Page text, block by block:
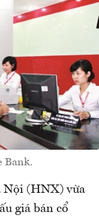
Bank.
Nội (HNX) vừa
giá bán cổ